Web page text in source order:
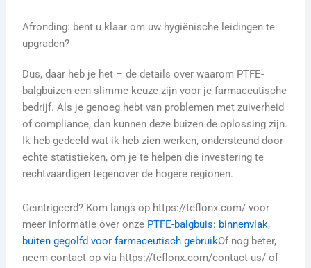
Afronding: bent u klaar om uw hygiënische leidingen te
upgraden?
Dus, daar heb je het – de details over waarom PTFE-
balgbuizen een slimme keuze zijn voor je farmaceutische
bedrijf. Als je genoeg hebt van problemen met zuiverheid
of compliance, dan kunnen deze buizen de oplossing zijn.
Ik heb gedeeld wat ik heb zien werken, ondersteund door
echte statistieken, om je te helpen die investering te
rechtvaardigen tegenover de hogere regionen.
Geïntrigeerd? Kom langs op https://teflonx.com/ voor
meer informatie over onze PTFE-balgbuis: binnenvlak,
buiten gegolfd voor farmaceutisch gebruikOf nog beter,
neem contact op via https://teflonx.com/contact-us/ of